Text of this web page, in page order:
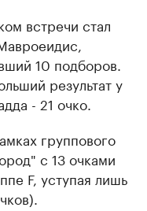
встречи стал
10 подборов.
результат у
- 21 очко.
группового
с 13 очками
F, уступая лишь